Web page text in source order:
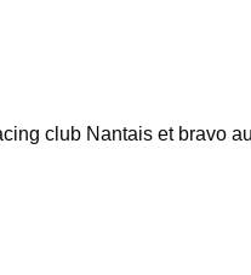
club Nantais et bravo